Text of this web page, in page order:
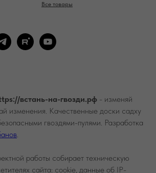
Все товары
встань-на-гвозди.рф - изменяй
изменения. Качественные доски садху
гвоздями-пулями. Разработка
.
работы собирает техническую
сайта: cookie, данные об IP-